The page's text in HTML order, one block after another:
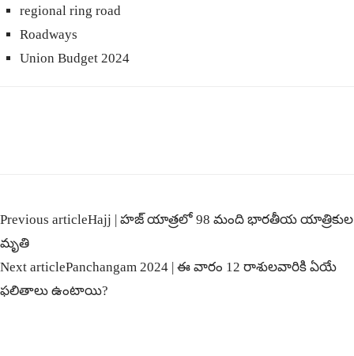
regional ring road
Roadways
Union Budget 2024
Previous articleHajj | హజ్ యాత్రలో 98 మంది భారతీయ యాత్రికుల
మృతి
Next articlePanchangam 2024 | ఈ వారం 12 రాశులవారికి ఏయే
ఫలితాలు ఉంటాయి?